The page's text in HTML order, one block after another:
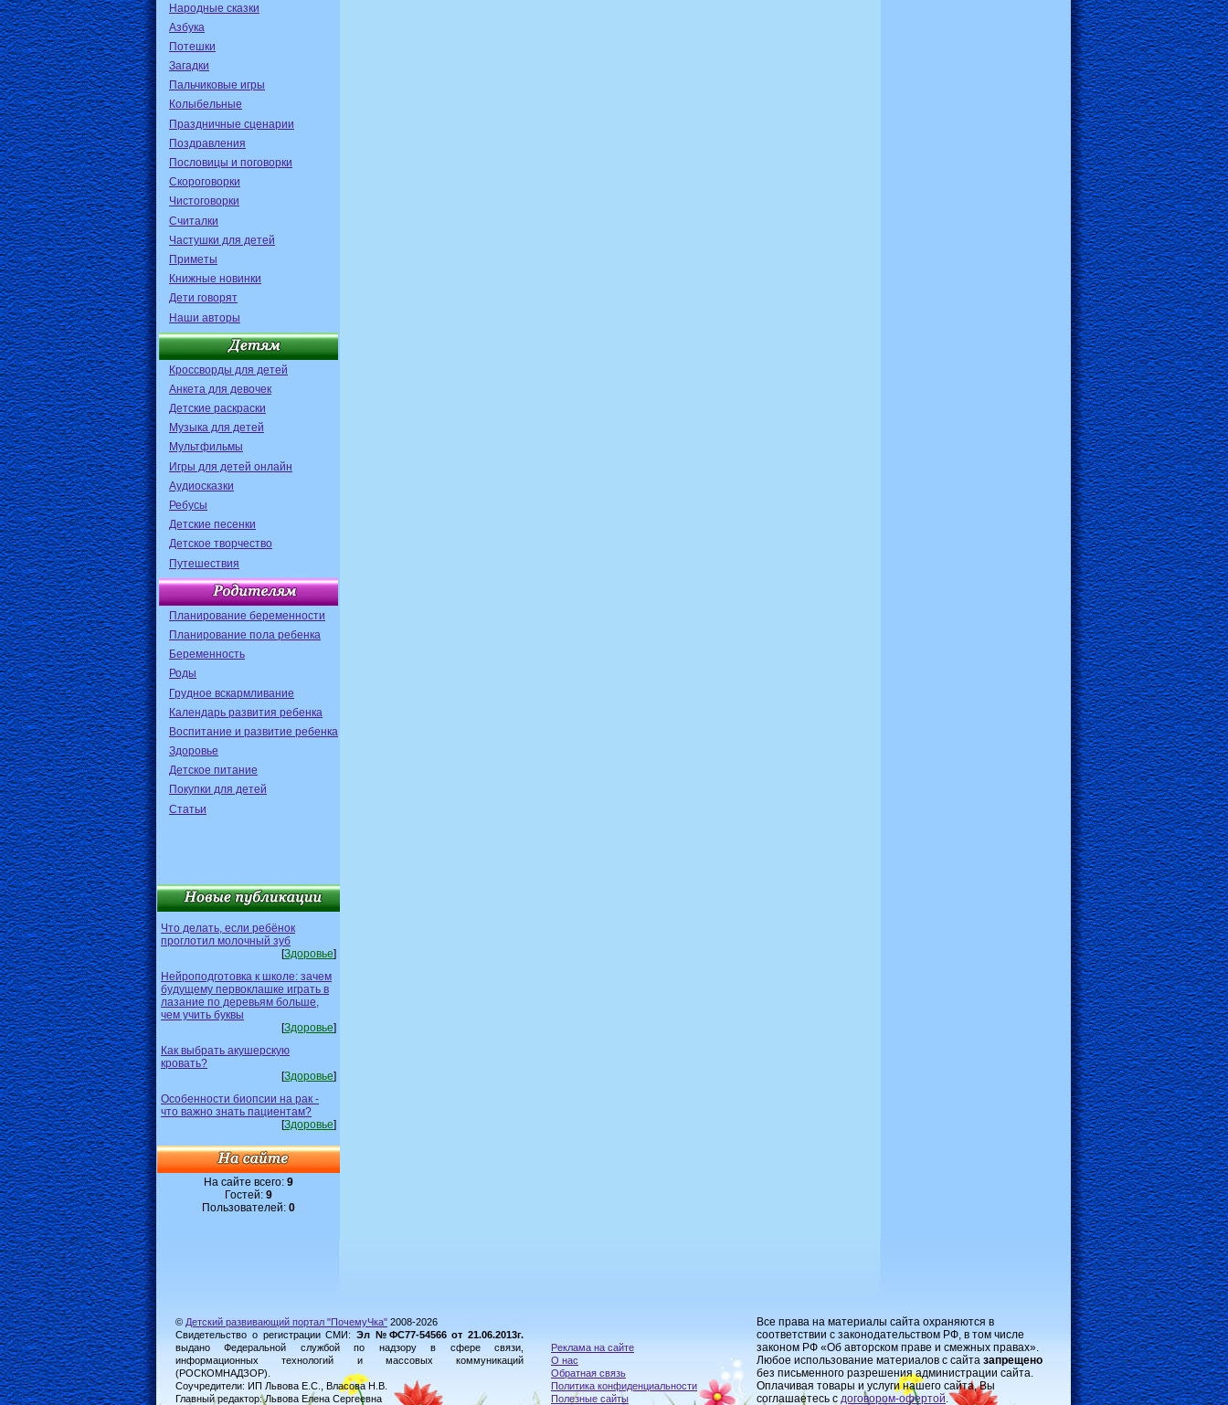
Народные сказки
Азбука
Потешки
Загадки
Пальчиковые игры
Колыбельные
Праздничные сценарии
Поздравления
Пословицы и поговорки
Скороговорки
Чистоговорки
Считалки
Частушки для детей
Приметы
Книжные новинки
Дети говорят
Наши авторы
Кроссворды для детей
Анкета для девочек
Детские раскраски
Музыка для детей
Мультфильмы
Игры для детей онлайн
Аудиосказки
Ребусы
Детские песенки
Детское творчество
Путешествия
Планирование беременности
Планирование пола ребенка
Беременность
Роды
Грудное вскармливание
Календарь развития ребенка
Воспитание и развитие ребенка
Здоровье
Детское питание
Покупки для детей
Статьи
Что делать, если ребёнок
проглотил молочный зуб
[Здоровье]
Нейроподготовка к школе: зачем
будущему первоклашке играть в
лазание по деревьям больше,
чем учить буквы
[Здоровье]
Как выбрать акушерскую
кровать?
[Здоровье]
Особенности биопсии на рак -
что важно знать пациентам?
[Здоровье]
На сайте всего: 9
Гостей: 9
Пользователей: 0
© Детский развивающий портал "ПочемуЧка" 2008-2026
Свидетельство о регистрации СМИ: Эл №ФС77-54566 от 21.06.2013г.
выдано Федеральной службой по надзору в сфере связи,
информационных технологий и массовых коммуникаций
(РОСКОМНАДЗОР).
Соучредители: ИП Львова Е.С., Власова Н.В.
Главный редактор: Львова Елена Сергеевна
Реклама на сайте
О нас
Обратная связь
Политика конфиденциальности
Полезные сайты
Все права на материалы сайта охраняются в
соответствии с законодательством РФ, в том числе
законом РФ «Об авторском праве и смежных правах».
Любое использование материалов с сайта запрещено
без письменного разрешения администрации сайта.
Оплачивая товары и услуги нашего сайта, Вы
соглашаетесь с договором-oфертой.